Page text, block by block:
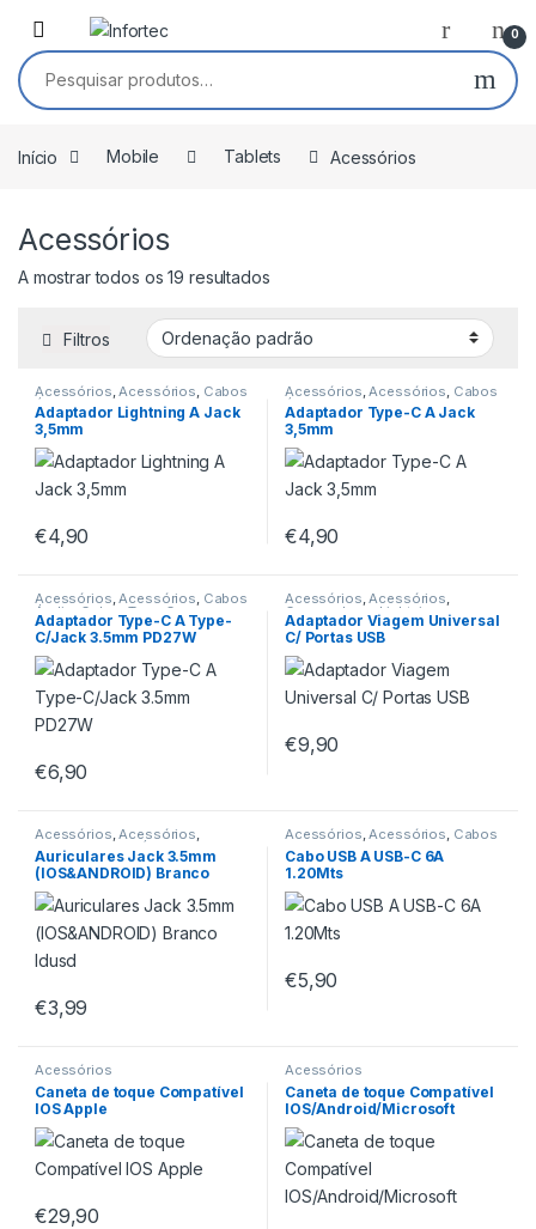
Saltar para navegação
Pular para o conteúdo
0
Pesquisar por:
Início Mobile Tablets Acessórios
Acessórios
A mostrar todos os 19 resultados
Filtros
Acessórios Acessórios Cabos
Áudio , Cabos Lightning
Adaptador Lightning A Jack
3,5mm
€4,90
Acessórios Acessórios Cabos
Áudio , Cabos Type-C
Adaptador Type-C A Jack
3,5mm
€4,90
Acessórios,Acessórios, Cabos
Áudio , Cabos Type-C ,
Carregadores Type-C,Headsets
e Headphones
Adaptador Type-C A Type-
C/Jack 3.5mm PD27W
€6,90
Acessórios,Acessórios,
Carregadores Lightning
Carregadores Micro USB,
Carregadores Type-C
Adaptador Viagem Universal
C/ Portas USB
€9,90
Acessórios,Acessórios,
Auriculares PC Áudio
Auriculares Jack 3.5mm
(IOS&ANDROID) Branco
Idusd
€3,99
Acessórios,Acessórios, Cabos
Type-C , Cabos USB
Cabo USB A USB-C 6A
1.20Mts
€5,90
Acessórios
Caneta de toque Compatível
IOS Apple
€29,90
Acessórios
Caneta de toque Compatível
IOS/Android/Microsoft